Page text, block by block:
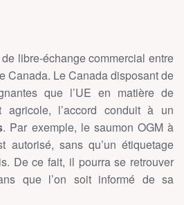
libre-échange commercial entre
Canada. Le Canada disposant de
que l’UE en matière de
agricole, l’accord conduit à un
. Par exemple, le saumon OGM à
autorisé, sans qu’un étiquetage
De ce fait, il pourra se retrouver
que l’on soit informé de sa